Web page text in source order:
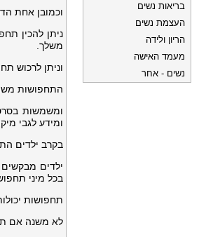
וכמובן אחת
ניתן להכין
משלך.
וניתן לרכוש
התחפושות
ומשמשות
ומידע לגבי
בקרב ילדים
ילדים
בכל מיני
תחפושות
לא משנה אם
בריאות נשים
העצמת נשים
הריון ולידה
מעמד האישה
נשים - אחר